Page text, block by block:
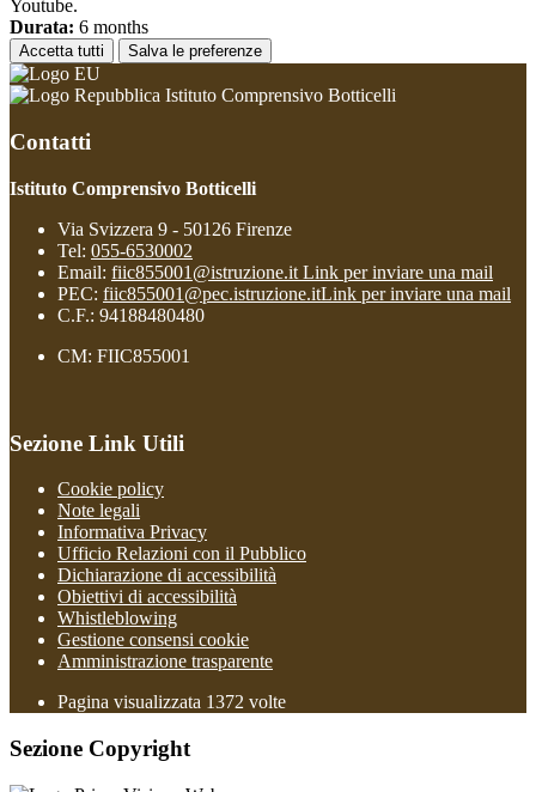
Youtube.
Durata: 6 months
Accetta tutti Salva le preferenze
Istituto Comprensivo Botticelli
Contatti
Istituto Comprensivo Botticelli
Via Svizzera 9 - 50126 Firenze
Tel: 055-6530002
Email: fiic855001@istruzione.it Link per inviare una mail
PEC: fiic855001@pec.istruzione.itLink per inviare una mail
C.F.: 94188480480
CM: FIIC855001
Sezione Link Utili
Cookie policy
Note legali
Informativa Privacy
Ufficio Relazioni con il Pubblico
Dichiarazione di accessibilità
Obiettivi di accessibilità
Whistleblowing
Gestione consensi cookie
Amministrazione trasparente
Pagina visualizzata 1372 volte
Sezione Copyright